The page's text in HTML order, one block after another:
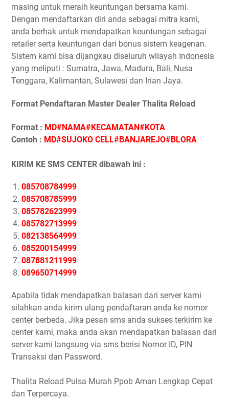
masing untuk meraih keuntungan bersama kami.
Dengan mendaftarkan diri anda sebagai mitra kami,
anda berhak untuk mendapatkan keuntungan sebagai
retailer serta keuntungan dari bonus sistem keagenan.
Sistem kami bisa dijangkau diseluruh wilayah Indonesia
yang meliputi : Sumatra, Jawa, Madura, Bali, Nusa
Tenggara, Kalimantan, Sulawesi dan Irian Jaya.
Format Pendaftaran Master Dealer Thalita Reload
Format : MD#NAMA#KECAMATAN#KOTA
Contoh : MD#SUJOKO CELL#BANJAREJO#BLORA
KIRIM KE SMS CENTER dibawah ini :
085708784999
085708785999
085782623999
085782713999
082138564999
085200154999
087881211999
089650714999
Apabila tidak mendapatkan balasan dari server kami
silahkan anda kirim ulang pendaftaran anda ke nomor
center berbeda. Jika pesan sms anda sukses terkirim ke
center kami, maka anda akan mendapatkan balasan dari
server kami langsung via sms berisi Nomor ID, PIN
Transaksi dan Password.
Thalita Reload Pulsa Murah Ppob Aman Lengkap Cepat
dan Terpercaya.